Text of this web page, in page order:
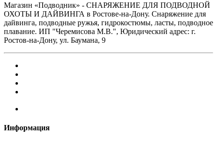
Магазин «Подводник» - СНАРЯЖЕНИЕ ДЛЯ ПОДВОДНОЙ
ОХОТЫ И ДАЙВИНГА в Ростове-на-Дону. Снаряжение для
дайвинга, подводные ружья, гидрокостюмы, ласты, подводное
плавание. ИП "Черемисова М.В.", Юридический адрес: г.
Ростов-на-Дону, ул. Баумана, 9
Информация